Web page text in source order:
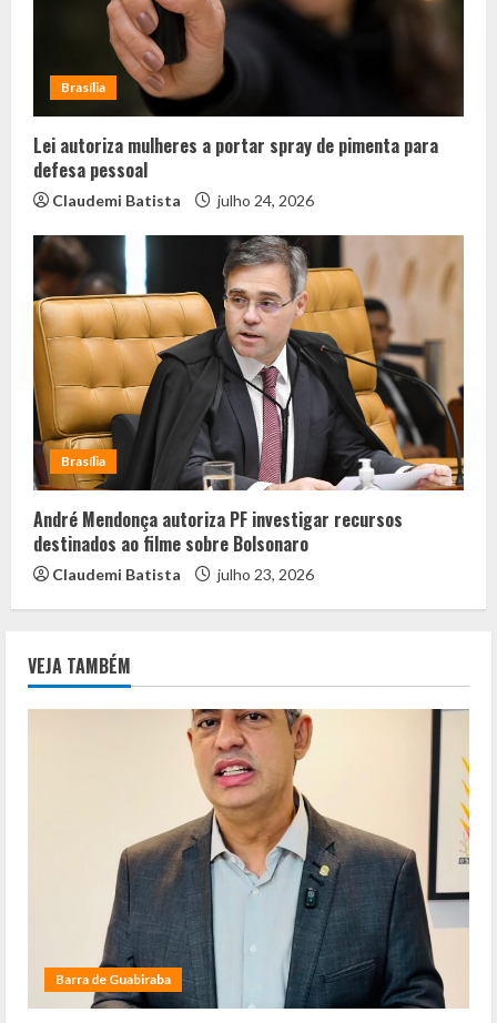
Brasília
Lei autoriza mulheres a portar spray de pimenta para
defesa pessoal
Claudemi Batista julho 24, 2026
Brasília
André Mendonça autoriza PF investigar recursos
destinados ao filme sobre Bolsonaro
Claudemi Batista julho 23, 2026
VEJA TAMBÉM
Barra de Guabiraba